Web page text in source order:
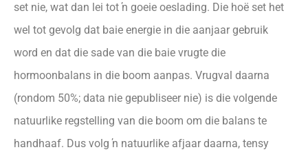
set nie, wat dan lei tot ŉ goeie oeslading. Die hoë set het
wel tot gevolg dat baie energie in die aanjaar gebruik
word en dat die sade van die baie vrugte die
hormoonbalans in die boom aanpas. Vrugval daarna
(rondom 50%; data nie gepubliseer nie) is die volgende
natuurlike regstelling van die boom om die balans te
handhaaf. Dus volg ŉ natuurlike afjaar daarna, tensy